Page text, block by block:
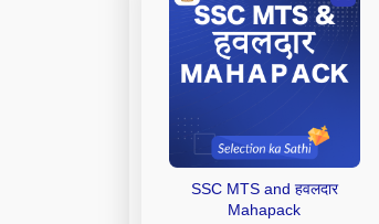
SSC MTS and हवलदार
Mahapack